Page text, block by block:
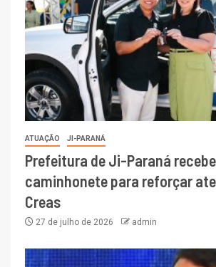
ATUAÇÃO JI-PARANÁ
Prefeitura de Ji-Paraná recebe
caminhonete para reforçar
Creas
27 de julho de 2026 admin